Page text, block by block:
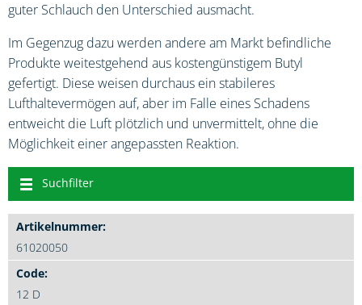
guter Schlauch den Unterschied ausmacht.
Im Gegenzug dazu werden andere am Markt befindliche
Produkte weitestgehend aus kostengünstigem Butyl
gefertigt. Diese weisen durchaus ein stabileres
Lufthaltevermögen auf, aber im Falle eines Schadens
entweicht die Luft plötzlich und unvermittelt, ohne die
Möglichkeit einer angepassten Reaktion.
Suchfilter
61020050
12 D